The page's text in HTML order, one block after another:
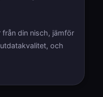
från din nisch, jämför
och